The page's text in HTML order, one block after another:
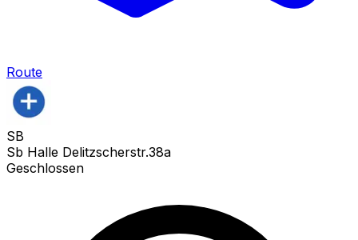
Route
SB
Sb Halle Delitzscherstr.38a
Geschlossen